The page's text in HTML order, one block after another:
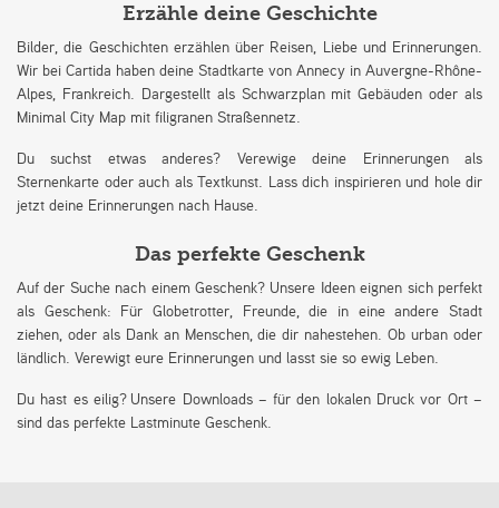
Erzähle deine Geschichte
Bilder, die Geschichten erzählen über Reisen, Liebe und Erinnerungen.
Wir bei Cartida haben deine Stadtkarte von Annecy in Auvergne-Rhône-
Alpes, Frankreich. Dargestellt als Schwarzplan mit Gebäuden oder als
Minimal City Map mit filigranen Straßennetz.
Du suchst etwas anderes? Verewige deine Erinnerungen als
Sternenkarte oder auch als Textkunst. Lass dich inspirieren und hole dir
jetzt deine Erinnerungen nach Hause.
Das perfekte Geschenk
Auf der Suche nach einem Geschenk? Unsere Ideen eignen sich perfekt
als Geschenk: Für Globetrotter, Freunde, die in eine andere Stadt
ziehen, oder als Dank an Menschen, die dir nahestehen. Ob urban oder
ländlich. Verewigt eure Erinnerungen und lasst sie so ewig Leben.
Du hast es eilig? Unsere Downloads – für den lokalen Druck vor Ort –
sind das perfekte Lastminute Geschenk.